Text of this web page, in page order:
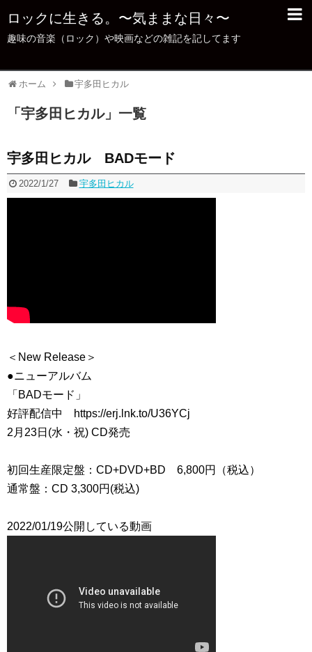
ロックに生きる。〜気ままな日々〜
趣味の音楽（ロック）や映画などの雑記を記してます
ホーム 宇多田ヒカル
「 宇多田ヒカル」 一覧
宇多田ヒカル BADモード
2022/1/27 宇多田ヒカル
＜New Release＞
●ニューアルバム
「BADモード」
好評配信中 https://erj.lnk.to/U36YCj
2月23日(水・祝) CD発売
初回生産限定盤：CD+DVD+BD 6,800円（税込）
通常盤：CD 3,300円(税込)
2022/01/19公開している動画